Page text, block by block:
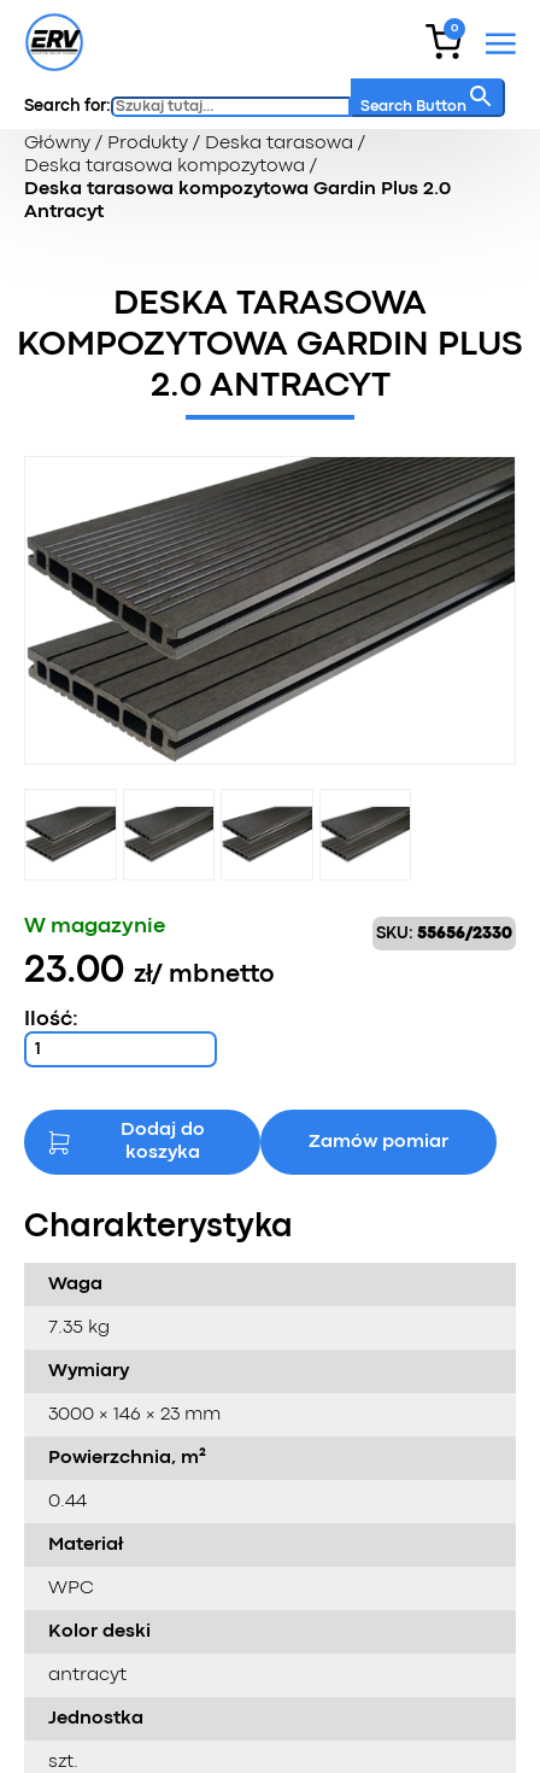
0
Search for: Search Button
Główny / Produkty / Deska tarasowa /
Deska tarasowa kompozytowa /
Deska tarasowa kompozytowa Gardin Plus 2.0
Antracyt
DESKA TARASOWA
KOMPOZYTOWA GARDIN PLUS
2.0 ANTRACYT
SKU: 55656/2330
W magazynie
23.00 zł/ mb netto
Ilość:
Dodaj do
koszyka
Zamów pomiar
Charakterystyka
Waga
7.35 kg
Wymiary
3000 × 146 × 23 mm
Powierzchnia, m²
0.44
Materiał
WPC
Kolor deski
antracyt
Jednostka
szt.